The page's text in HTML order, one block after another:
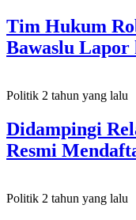
Tim Hukum
Bawaslu
Politik 2 tahun yang lalu
Didampingi
Resmi
Politik 2 tahun yang lalu